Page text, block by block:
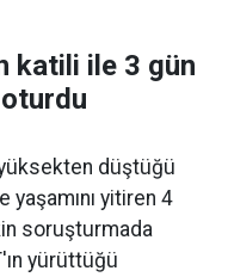
katili ile 3 gün
düştüğü
yaşamını yitiren 4
soruşturmada
yürüttüğü